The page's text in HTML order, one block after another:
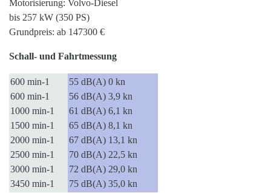
Motorisierung: Volvo-Diesel
bis 257 kW (350 PS)
Grundpreis: ab 147300 €
Schall- und Fahrtmessung
600 min-1
600 min-1
1000 min-1
1500 min-1
2000 min-1
2500 min-1
3000 min-1
3450 min-1
55 dB(A) 0 kn
56 dB(A) 3,9 kn
61 dB(A) 6,1 kn
65 dB(A) 8,1 kn
67 dB(A) 13,1 kn
70 dB(A) 22,5 kn
72 dB(A) 29,0 kn
75 dB(A) 35,0 kn